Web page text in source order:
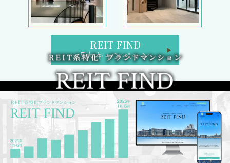
REIT FIND
5大キャンペーン